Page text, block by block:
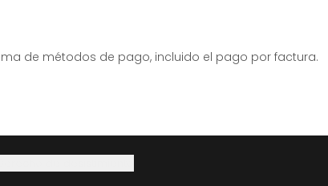
de métodos de pago, incluido el pago por factura.